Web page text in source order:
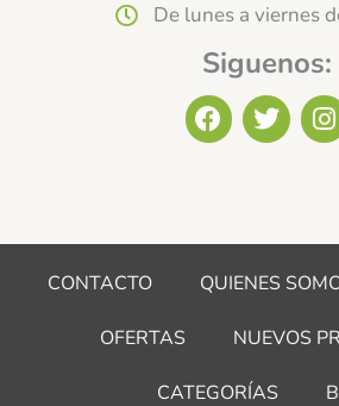
De lunes a viernes
Siguenos:
F
a
o
k
T
w
e
I
n
g
a
CONTACTO QUIENES
OFERTAS NUEVOS
CATEGORÍAS